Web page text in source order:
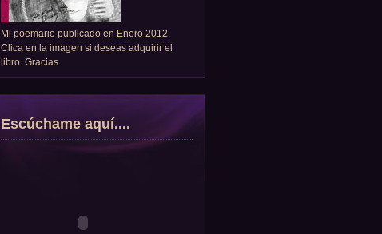
Mi poemario publicado en Enero 2012.
Clica en la imagen si deseas adquirir el
libro. Gracias
Escúchame aquí....